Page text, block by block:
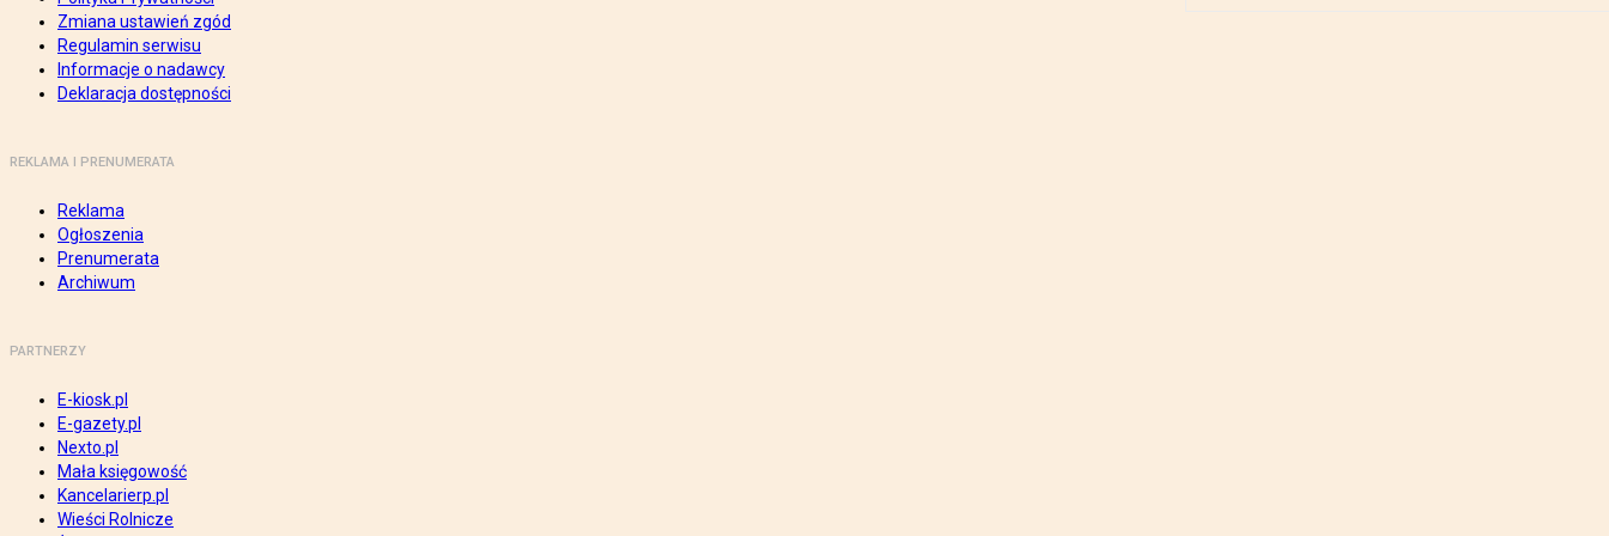
Zmiana ustawień zgód
Regulamin serwisu
Informacje o nadawcy
Deklaracja dostępności
REKLAMA I PRENUMERATA
Reklama
Ogłoszenia
Prenumerata
Archiwum
PARTNERZY
E-kiosk.pl
E-gazety.pl
Nexto.pl
Mała księgowość
Kancelarierp.pl
Wieści Rolnicze